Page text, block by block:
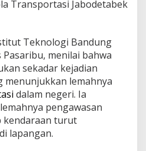
Transportasi Jabodetabek
Teknologi Bandung
menilai bahwa
sekadar kejadian
menunjukkan lemahnya
dalam negeri. Ia
pengawasan
kendaraan turut
lapangan.